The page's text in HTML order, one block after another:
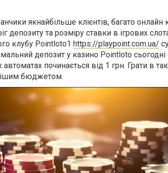
якнайбільше клієнтів, багато онлайн
депозиту та розміру ставки в ігрових
клубу Pointloto1 https://playpoint.com.ua/
депозит у казино Pointloto сьогодні
починається від 1 грн. Грати в
бюджетом.